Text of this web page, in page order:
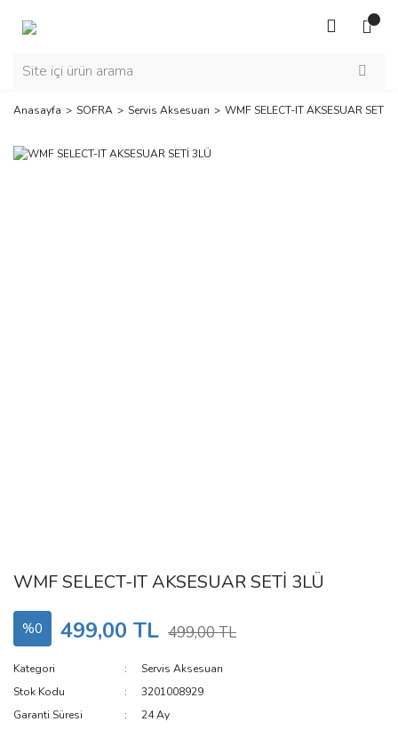
Anasayfa SOFRA Servis Aksesuarı WMF SELECT-IT AKSESUAR SETİ
WMF SELECT-IT AKSESUAR SETİ 3LÜ
%0 499,00 TL 499,00 TL
Kategori
Servis Aksesuarı
Stok Kodu
3201008929
Garanti Süresi
24 Ay